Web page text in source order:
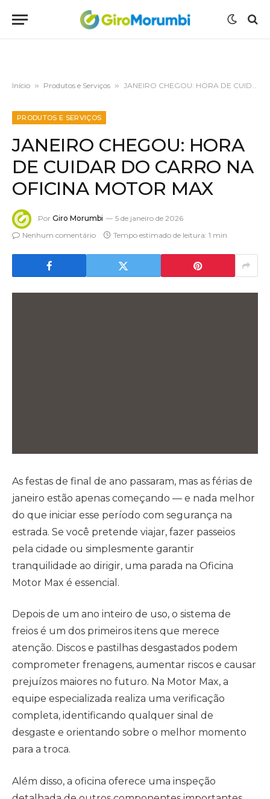
Início » Produtos e Serviços » JANEIRO CHEGOU: HORA DE CUIDAR DO CARRO NA OFICINA MOTOR MAX
PRODUTOS E SERVIÇOS
JANEIRO CHEGOU: HORA
DE CUIDAR DO CARRO NA
OFICINA MOTOR MAX
Por Giro Morumbi
5 de janeiro de 2026
Nenhum comentário
Tempo estimado de leitura: 1 min
As festas de final de ano passaram, mas as férias de
janeiro estão apenas começando — e nada melhor
do que iniciar esse período com segurança na
estrada. Se você pretende viajar, fazer passeios
pela cidade ou simplesmente garantir
tranquilidade ao dirigir, uma parada na Oficina
Motor Max é essencial.
Depois de um ano inteiro de uso, o sistema de
freios é um dos primeiros itens que merece
atenção. Discos e pastilhas desgastados podem
comprometer frenagens, aumentar riscos e causar
prejuízos maiores no futuro. Na Motor Max, a
equipe especializada realiza uma verificação
completa, identificando qualquer sinal de
desgaste e orientando sobre o melhor momento
para a troca.
Além disso, a oficina oferece uma inspeção